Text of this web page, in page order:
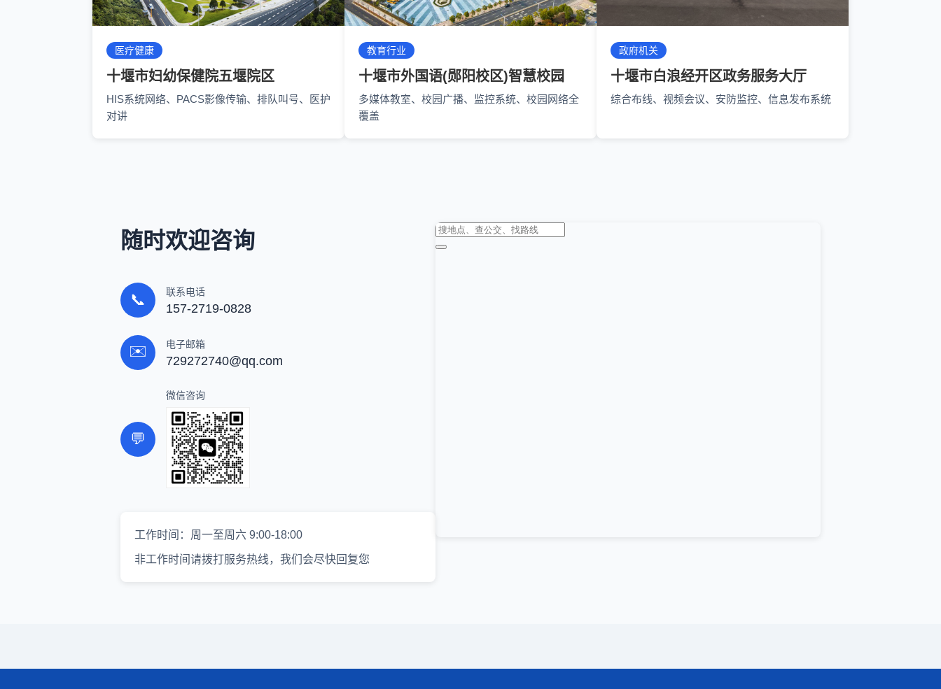
医疗健康
十堰市妇幼保健院五堰院区
HIS系统网络、PACS影像传输、排队叫号、医护
对讲
教育行业
十堰市外国语(郧阳校区)智慧校园
多媒体教室、校园广播、监控系统、校园网络全
覆盖
政府机关
十堰市白浪经开区政务服务大厅
综合布线、视频会议、安防监控、信息发布系统
随时欢迎咨询
📞 联系电话
157-2719-0828
✉️ 电子邮箱
729272740@qq.com
💬
微信咨询
工作时间：周一至周六 9:00-18:00
非工作时间请拨打服务热线，我们会尽快回复您